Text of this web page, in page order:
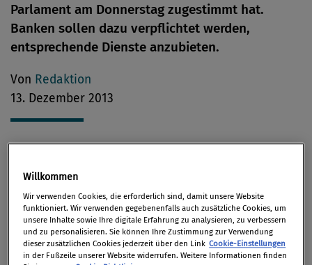
Parlament am Donnerstag zugestimmt hat.
Banken sollen dazu verpflichtet werden,
entsprechende Dienste anzubieten.
Von Redaktion
13. Dezember 2013
Konsumenten und den Einzelhandel heutzutage
unverzichtbar. Es ist nicht sonderlich teuer,
elektronische Zahlungsdienste zur Verfügung zu
stellen, um Konsumenten das Leben zu erleichtern
und die Wirtschaft zu modernisieren. Das Parlament
Willkommen
Wir verwenden Cookies, die erforderlich sind, damit unsere Website
funktioniert. Wir verwenden gegebenenfalls auch zusätzliche Cookies, um
unsere Inhalte sowie Ihre digitale Erfahrung zu analysieren, zu verbessern
und zu personalisieren. Sie können Ihre Zustimmung zur Verwendung
dieser zusätzlichen Cookies jederzeit über den Link Cookie-Einstellungen
in der Fußzeile unserer Website widerrufen. Weitere Informationen finden